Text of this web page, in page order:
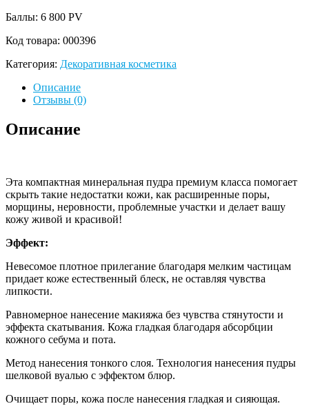
Баллы: 6 800 PV
Код товара: 000396
Категория: Декоративная косметика
Описание
Отзывы (0)
Описание
Эта компактная минеральная пудра премиум класса помогает
скрыть такие недостатки кожи, как расширенные поры,
морщины, неровности, проблемные участки и делает вашу
кожу живой и красивой!
Эффект:
Невесомое плотное прилегание благодаря мелким частицам
придает коже естественный блеск, не оставляя чувства
липкости.
Равномерное нанесение макияжа без чувства стянутости и
эффекта скатывания. Кожа гладкая благодаря абсорбции
кожного себума и пота.
Метод нанесения тонкого слоя. Технология нанесения пудры
шелковой вуалью с эффектом блюр.
Очищает поры, кожа после нанесения гладкая и сияющая.